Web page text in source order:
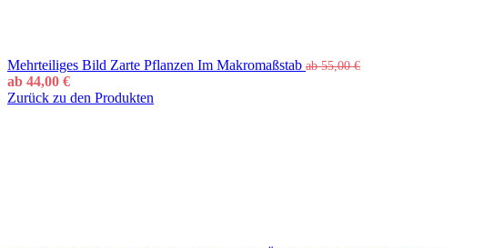
Mehrteiliges Bild Zarte Pflanzen Im Makromaßstab ab55,00€
ab 44,00 €
Zurück zu den Produkten